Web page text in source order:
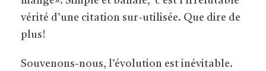
vérité d’une citation sur-utilisée. Que dire de
plus!
Souvenons-nous, l’évolution est inévitable.